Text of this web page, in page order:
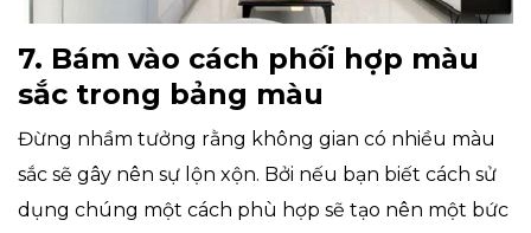
7. Bám vào cách phối hợp màu
sắc trong bảng màu
Đừng nhầm tưởng rằng không gian có nhiều màu
sắc sẽ gây nên sự lộn xộn. Bởi nếu bạn biết cách sử
dụng chúng một cách phù hợp sẽ tạo nên một bức